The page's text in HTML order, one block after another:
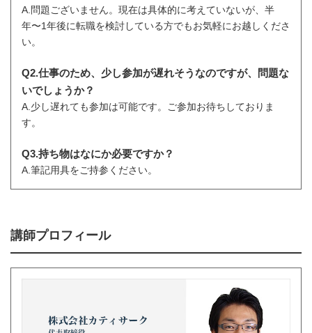
A.問題ございません。現在は具体的に考えていないが、半
年〜1年後に転職を検討している方でもお気軽にお越しくださ
い。
Q2.仕事のため、少し参加が遅れそうなのですが、問題な
いでしょうか？
A.少し遅れても参加は可能です。ご参加お待ちしておりま
す。
Q3.持ち物はなにか必要ですか？
A.筆記用具をご持参ください。
講師プロフィール